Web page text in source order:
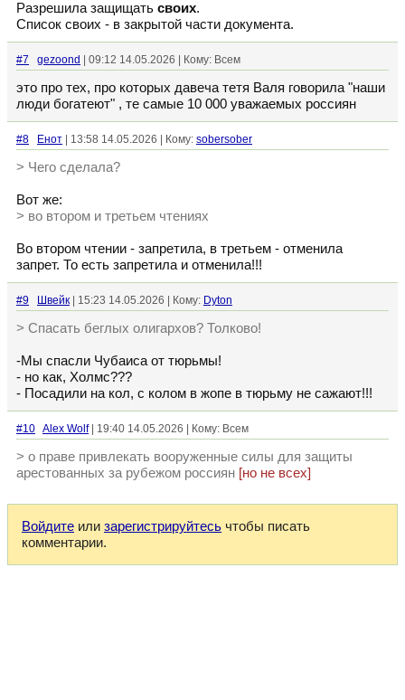
Разрешила защищать своих.
Список своих - в закрытой части документа.
#7 gezoond | 09:12 14.05.2026 | Кому: Всем
это про тех, про которых давеча тетя Валя говорила "наши
люди богатеют" , те самые 10 000 уважаемых россиян
#8 Енот | 13:58 14.05.2026 | Кому: sobersober
> Чего сделала?
Вот же:
> во втором и третьем чтениях
Во втором чтении - запретила, в третьем - отменила
запрет. То есть запретила и отменила!!!
#9 Швейк | 15:23 14.05.2026 | Кому: Dyton
> Спасать беглых олигархов? Толково!
-Мы спасли Чубаиса от тюрьмы!
- но как, Холмс???
- Посадили на кол, с колом в жопе в тюрьму не сажают!!!
#10 Alex Wolf| 19:40 14.05.2026 | Кому: Всем
> о праве привлекать вооруженные силы для защиты
арестованных за рубежом россиян [но не всех]
Войдите или зарегистрируйтесь чтобы писать
комментарии.